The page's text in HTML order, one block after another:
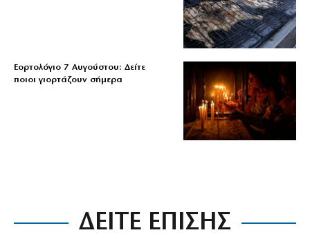
Εορτολόγιο 7 Αυγούστου: Δείτε
ποιοι γιορτάζουν σήμερα
ΔΕΙΤΕ ΕΠΙΣΗΣ